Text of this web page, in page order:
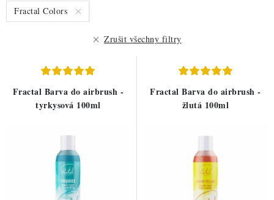
TÉMATICKÉ PRODUKTY
NOVÉ ZBOŽÍ
ZNAČKY
Nepřevzetí zásilky na dobírku
Obchodní podmínky
Hodnocení obchodu
Podmínky ochrany osobních údajů
p
u
í
d
Fractal Colors
Zrušit všechny filtry
Fractal Barva do airbrush -
tyrkysová 100ml
Fractal Barva do airbrush -
žlutá 100ml